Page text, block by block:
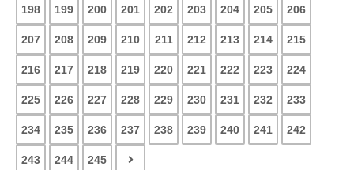
198 199 200 201 202 203 204 205 206
207 208 209 210 211 212 213 214 215
216 217 218 219 220 221 222 223 224
225 226 227 228 229 230 231 232 233
234 235 236 237 238 239 240 241 242
243 244 245